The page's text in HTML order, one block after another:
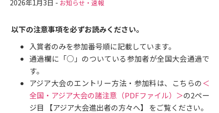
2026年1月3日 - お知らせ・速報
以下の注意事項を必ずお読みください。
入賞者のみを参加番号順に記載しています。
通過欄に「○」のついている参加者が全国大会通過で
す。
アジア大会のエントリー方法・参加料は、こちらの＜
全国・アジア大会の諸注意（PDFファイル）＞の2ペー
ジ目 【アジア大会進出者の方々へ】 をご覧ください。